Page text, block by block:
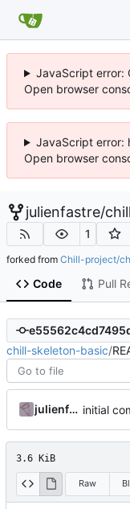
JavaScript error:
Open browser
JavaScript error:
Open browser
julienfastre/
1
forked from Chill-project/
Code Pull
chill-skeleton-basic/
julienfastre initial
3.6 KiB
Raw